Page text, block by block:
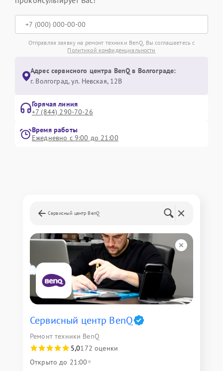
Отправляя заявку на ремонт техники BenQ, Вы соглашаетесь с
Политикой конфиденциальности
Адрес сервисного центра BenQ в Волгограде:
г. Волгоград, ул. Невская, 12В
Горячая линия
+7 (844) 290-70-26
Время работы
Ежедневно с 9:00 до 21:00
Сервисный центр BenQ
Сервисный центр BenQ
Ремонт техники BenQ
5,0172 оценки
Открыто до 21:00